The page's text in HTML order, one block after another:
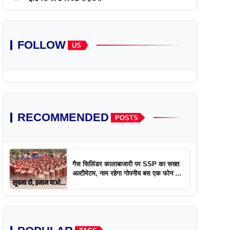
FOLLOW US
RECOMMENDED POSTS
गैस सिलिंडर कालाबाजारी पर SSP का सख्त
अल्टीमेटम, नाम रहेगा गोपनीय बस एक फोन पर